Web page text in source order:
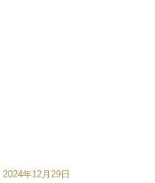
2024年12月29日